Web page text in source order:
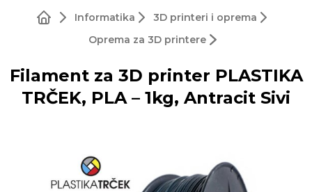
Informatika
3D printeri i oprema
Oprema za 3D printere
Filament za 3D printer PLASTIKA
TRČEK, PLA – 1kg, Antracit Sivi